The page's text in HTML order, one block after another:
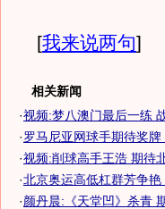
[我来说两句]
相关新闻
·视频:梦八澳门最后一练
·罗马尼亚网球手期待奖牌
·视频:削球高手王浩 期待
·北京奥运高低杠群芳争艳
·颜丹晨:《天堂凹》杀青